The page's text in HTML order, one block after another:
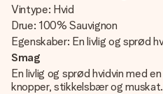
Vintype: Hvid
Drue: 100% Sauvignon
Egenskaber: En livlig og sprød
Smag
En livlig og sprød hvidvin med
knopper, stikkelsbær og muskat.